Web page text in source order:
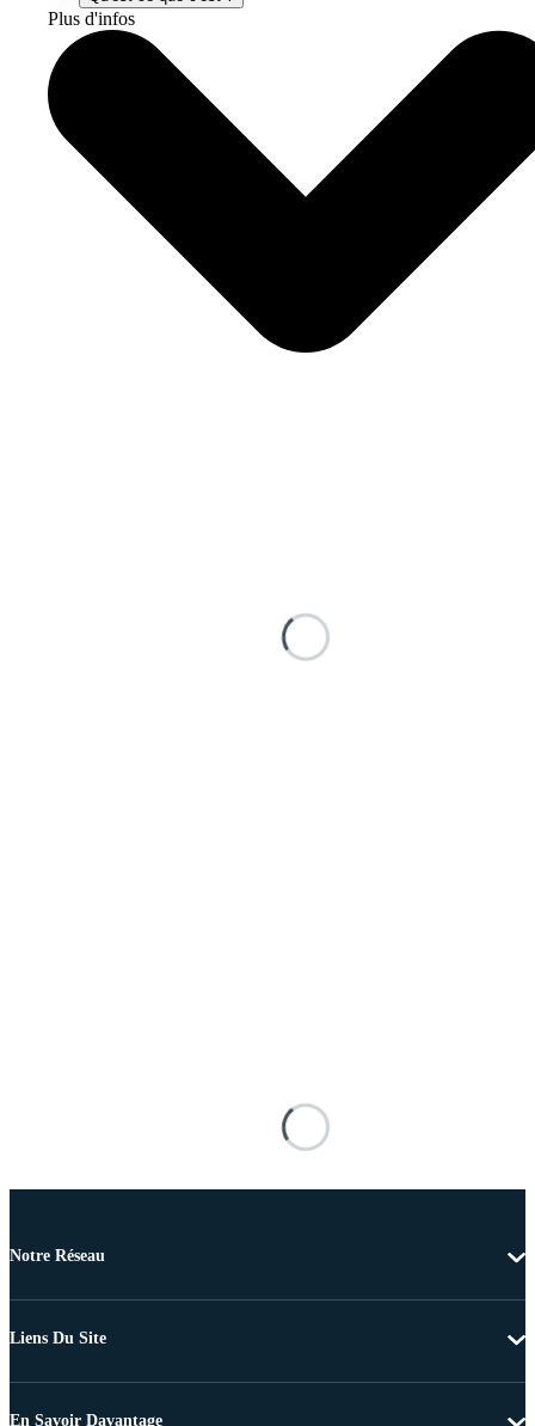
Plus d'infos
Notre Réseau
Liens Du Site
En Savoir Davantage